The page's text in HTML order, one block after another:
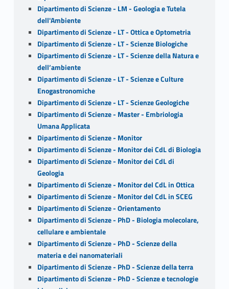
Dipartimento di Scienze - LM - Geologia e Tutela
dell'Ambiente
Dipartimento di Scienze - LT - Ottica e Optometria
Dipartimento di Scienze - LT - Scienze Biologiche
Dipartimento di Scienze - LT - Scienze della Natura e
dell’ambiente
Dipartimento di Scienze - LT - Scienze e Culture
Enogastronomiche
Dipartimento di Scienze - LT - Scienze Geologiche
Dipartimento di Scienze - Master - Embriologia
Umana Applicata
Dipartimento di Scienze - Monitor
Dipartimento di Scienze - Monitor dei CdL di Biologia
Dipartimento di Scienze - Monitor dei CdL di
Geologia
Dipartimento di Scienze - Monitor del CdL in Ottica
Dipartimento di Scienze - Monitor del CdL in SCEG
Dipartimento di Scienze - Orientamento
Dipartimento di Scienze - PhD - Biologia molecolare,
cellulare e ambientale
Dipartimento di Scienze - PhD - Scienze della
materia e dei nanomateriali
Dipartimento di Scienze - PhD - Scienze della terra
Dipartimento di Scienze - PhD - Scienze e tecnologie